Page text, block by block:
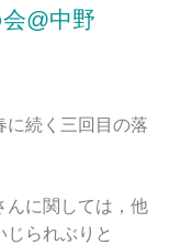
@中野
続く三回目の落
に関しては，他
じられぶりと